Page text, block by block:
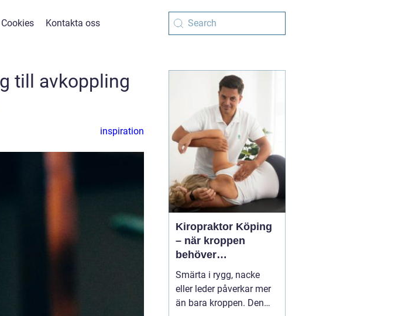
Cookies Kontakta oss
till avkoppling
inspiration
Kiropraktor Köping
– när kroppen
behöver
professionell hjälp
Smärta i rygg, nacke
eller leder påverkar mer
än bara kroppen. Den